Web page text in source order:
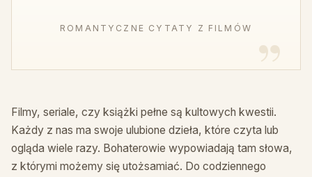
ROMANTYCZNE CYTATY Z FILMÓW
Filmy, seriale, czy książki pełne są kultowych kwestii.
Każdy z nas ma swoje ulubione dzieła, które czyta lub
ogląda wiele razy. Bohaterowie wypowiadają tam słowa,
z którymi możemy się utożsamiać. Do codziennego